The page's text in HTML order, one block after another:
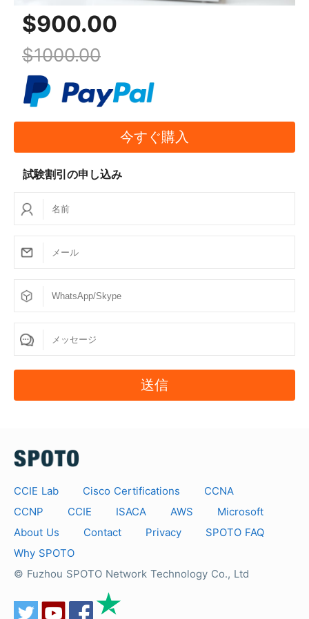
$900.00
$1000.00
今すぐ購入
試験割引の申し込み
送信
CCIE Lab Cisco Certifications
CCNA
CCNP
CCIE ISACA AWS
Microsoft
About Us
Contact Privacy
SPOTO FAQ
Why SPOTO
© Fuzhou SPOTO Network Technology Co., Ltd